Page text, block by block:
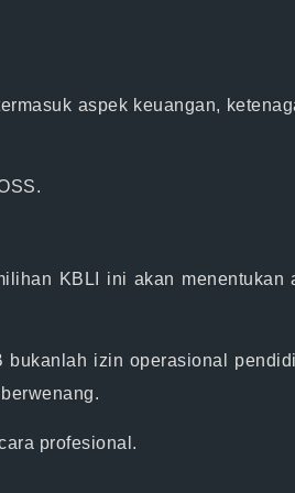
aspek keuangan,
KBLI ini akan menentukan
izin operasional
profesional.